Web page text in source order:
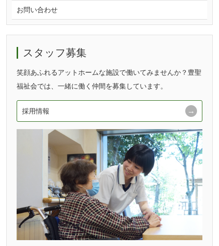
お問い合わせ
スタッフ募集
笑顔あふれるアットホームな施設で働いてみませんか？豊聖
福祉会では、一緒に働く仲間を募集しています。
採用情報